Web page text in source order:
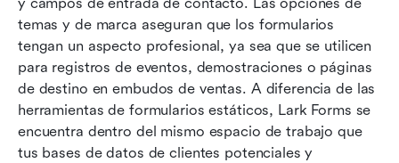
y campos de entrada de contacto. Las opciones de
temas y de marca aseguran que los formularios
tengan un aspecto profesional, ya sea que se utilicen
para registros de eventos, demostraciones o páginas
de destino en embudos de ventas. A diferencia de las
herramientas de formularios estáticos, Lark Forms se
encuentra dentro del mismo espacio de trabajo que
tus bases de datos de clientes potenciales y